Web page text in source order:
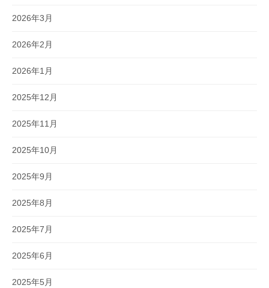
2026年3月
2026年2月
2026年1月
2025年12月
2025年11月
2025年10月
2025年9月
2025年8月
2025年7月
2025年6月
2025年5月